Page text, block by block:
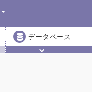
データベース